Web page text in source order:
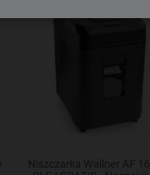
Niszczarka Wallner AF